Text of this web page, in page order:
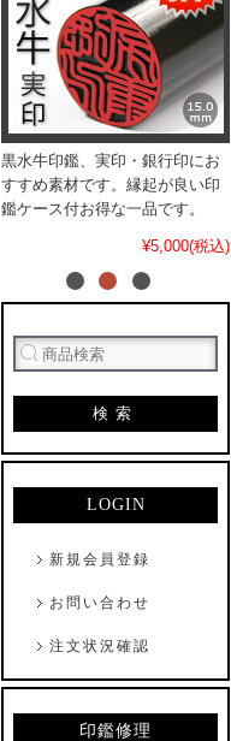
黒水牛印鑑、実印・銀行印にお
すすめ素材です。縁起が良い印
鑑ケース付お得な一品です。
¥5,000(税込)
検索
LOGIN
新規会員登録
お問い合わせ
注文状況確認
印鑑修理